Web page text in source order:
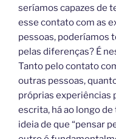
seríamos capazes de
esse contato com as
pessoas, poderíamos
pelas diferenças? É
Tanto pelo contato
outras pessoas,
próprias experiências
escrita, há ao longo
ideia de que “pensar